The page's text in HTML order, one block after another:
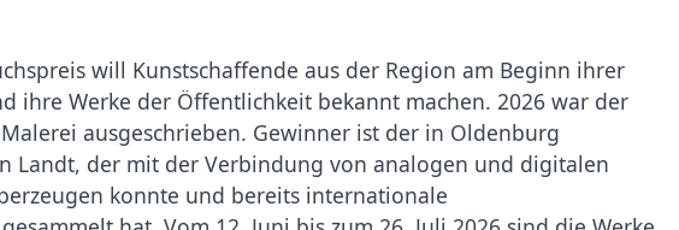
will Kunstschaffende aus der Region am Beginn ihrer
ihre Werke der Öffentlichkeit bekannt machen. 2026 war der
ausgeschrieben. Gewinner ist der in Oldenburg
Landt, der mit der Verbindung von analogen und digitalen
konnte und bereits internationale